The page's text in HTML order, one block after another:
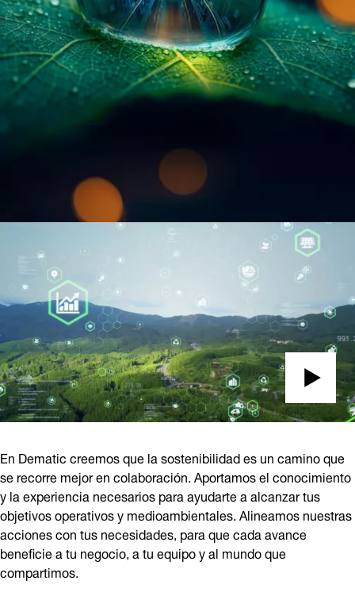
En Dematic creemos que la sostenibilidad es un camino que
se recorre mejor en colaboración. Aportamos el conocimiento
y la experiencia necesarios para ayudarte a alcanzar tus
objetivos operativos y medioambientales. Alineamos nuestras
acciones con tus necesidades, para que cada avance
beneficie a tu negocio, a tu equipo y al mundo que
compartimos.